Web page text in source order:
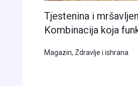
Tjestenina i
Kombinacija koja
Magazin, Zdravlje i ishrana